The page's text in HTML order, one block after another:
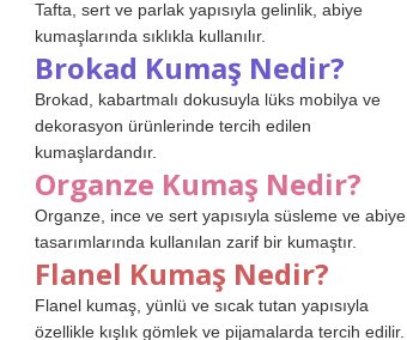
Tafta, sert ve parlak yapısıyla gelinlik, abiye
kumaşlarında sıklıkla kullanılır.
Brokad Kumaş Nedir?
Brokad, kabartmalı dokusuyla lüks mobilya ve
dekorasyon ürünlerinde tercih edilen
kumaşlardandır.
Organze Kumaş Nedir?
Organze, ince ve sert yapısıyla süsleme ve abiye
tasarımlarında kullanılan zarif bir kumaştır.
Flanel Kumaş Nedir?
Flanel kumaş, yünlü ve sıcak tutan yapısıyla
özellikle kışlık gömlek ve pijamalarda tercih edilir.